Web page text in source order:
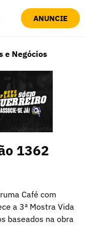
ANUNCIE
e Negócios
1362
Café com
a 3ª Mostra Vida
baseados na obra